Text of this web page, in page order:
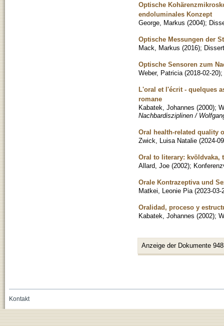
Optische
endoluminales Konzept
George, Markus (2004);
Optische Messungen der
Mack, Markus (2016);
Optische Sensoren zum
Weber, Patricia (2018-02-20);
L'oral et l'écrit - quelques
romane
Kabatek, Johannes (2000);
Nachbardisziplinen /
Oral health-related quality
Zwick, Luisa Natalie (2024-
Oral to literary: kvöldvaka,
Allard, Joe (2002);
Orale Kontrazeptiva und
Matkei, Leonie Pia (2023-03-
Oralidad, proceso y
Kabatek, Johannes (2002);
Anzeige der Dokumente
Kontakt